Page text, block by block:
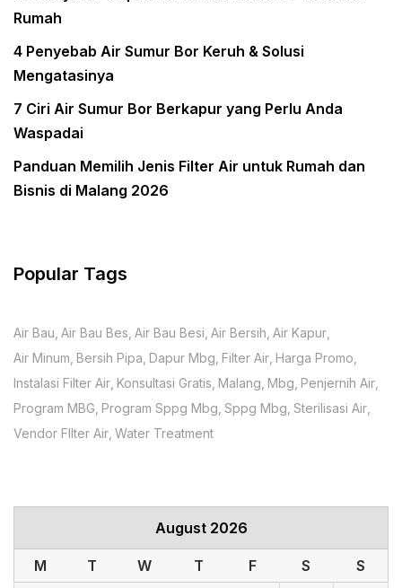
Rumah
4 Penyebab Air Sumur Bor Keruh & Solusi
Mengatasinya
7 Ciri Air Sumur Bor Berkapur yang Perlu Anda
Waspadai
Panduan Memilih Jenis Filter Air untuk Rumah dan
Bisnis di Malang 2026
Popular Tags
Air Bau Air Bau Bes Air Bau Besi Air Bersih Air Kapur
Air Minum Bersih Pipa Dapur Mbg Filter Air Harga Promo
Instalasi Filter Air Konsultasi Gratis Malang Mbg Penjernih Air
Program MBG Program Sppg Mbg Sppg Mbg Sterilisasi Air
Vendor FIlter Air Water Treatment
August 2026
M T W T F S
S